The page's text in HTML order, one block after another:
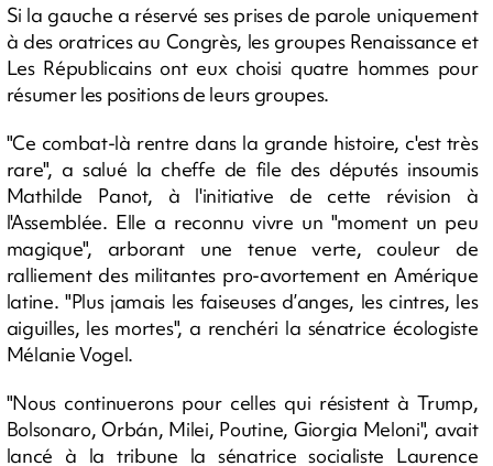
Si la gauche a réservé ses prises de parole uniquement
à des oratrices au Congrès, les groupes Renaissance et
Les Républicains ont eux choisi quatre hommes pour
résumer les positions de leurs groupes.
"Ce combat-là rentre dans la grande histoire, c'est très
rare", a salué la cheffe de file des députés insoumis
Mathilde Panot, à l'initiative de cette révision à
l'Assemblée. Elle a reconnu vivre un "moment un peu
magique", arborant une tenue verte, couleur de
ralliement des militantes pro-avortement en Amérique
latine. "Plus jamais les faiseuses d’anges, les cintres, les
aiguilles, les mortes", a renchéri la sénatrice écologiste
Mélanie Vogel.
"Nous continuerons pour celles qui résistent à Trump,
Bolsonaro, Orbán, Milei, Poutine, Giorgia Meloni", avait
lancé à la tribune la sénatrice socialiste Laurence